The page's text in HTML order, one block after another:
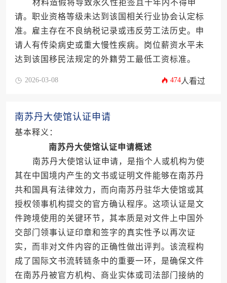
材料造假将导致永久性拒签且十年内不得申
请。职业资格等级未达到该国相关行业协会认定标
准。雇主存在不良纳税记录或违反劳工法历史。申
请人有传染病史或重大慢性疾病。岗位薪资水平未
达到该国移民法规定的外籍劳工最低工资标准。
2026-03-08 474人看过
南苏丹大使馆认证申请
基本释义：
南苏丹大使馆认证申请概述
南苏丹大使馆认证申请，是指个人或机构为使
其在中国境内产生的文书或证明文件能够在南苏丹
共和国具有法律效力，而向南苏丹驻华大使馆或其
授权领事机构提交的官方确认程序。这项认证是文
件跨境使用的关键环节，其本质是对文件上中国外
交部门领事认证印章和签字的真实性予以再次证
实，而非对文件内容的正确性做出评判。该流程构
成了国际文书流转链条中的重要一环，是确保文件
在南苏丹被官方机构、商业实体或司法部门接纳的